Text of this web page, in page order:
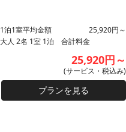
1泊1室平均金額
25,920円～
大人 2名 1室 1泊 合計料金
25,920円～
(サービス・税込み)
プランを見る